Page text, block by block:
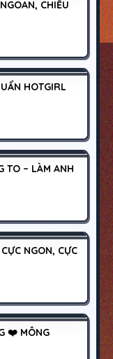
800K
CHIỀU
800K
HOTGIRL
600K
TO – LÀM ANH
1200K
NGON, CỰC
1000K
❤️ MÔNG